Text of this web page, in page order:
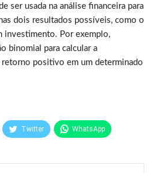
ser usada na análise financeira para
dois resultados possíveis, como o
investimento. Por exemplo,
binomial para calcular a
positivo em um determinado
Twitter WhatsApp